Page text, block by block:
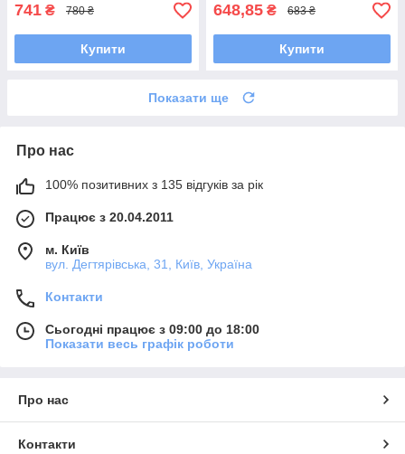
741 ₴ 780 ₴
Купити
648,85 ₴ 683 ₴
Купити
Показати ще
Про нас
100% позитивних з 135 відгуків за рік
Працює з 20.04.2011
м. Київ
вул. Дегтярівська, 31, Київ, Україна
Контакти
Сьогодні працює з 09:00 до 18:00
Показати весь графік роботи
Про нас
Контакти